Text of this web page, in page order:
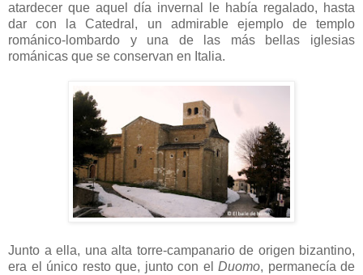
atardecer que aquel día invernal le había regalado, hasta
dar con la Catedral, un admirable ejemplo de templo
románico-lombardo y una de las más bellas iglesias
románicas que se conservan en Italia.
Junto a ella, una alta torre-campanario de origen bizantino,
era el único resto que, junto con el Duomo, permanecía de